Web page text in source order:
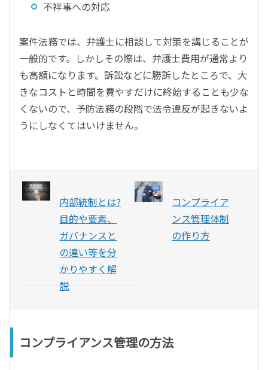
不祥事への対応
案件法務では、弁護士に相談して対策を講じることが
一般的です。しかしその際は、弁護士費用が通常より
も高額になります。訴訟などに勝訴したところで、大
きなコストと時間を費やすだけに終始することも少な
くないので、予防法務の段階で法令違反が起きないよ
うにしなくてはいけません。
内部統制とは?
目的や要素、
ガバナンスと
の違い等を分
かりやすく解
説
コンプライア
ンス管理体制
の作り方
コンプライアンス管理の方法